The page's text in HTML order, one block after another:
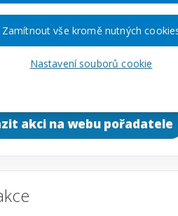
INFRA, s.r.o.
MÍSTO
akci na webu pořadatele
Nastavení souborů cookie
Zamítnout vše kromě nutných